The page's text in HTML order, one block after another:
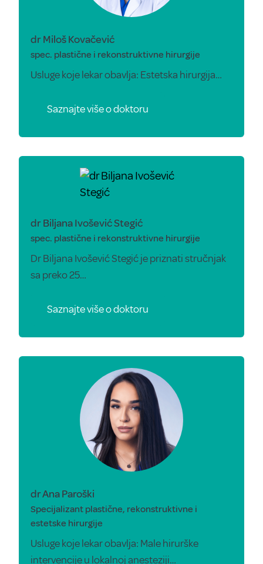
dr Miloš Kovačević
spec. plastične i rekonstruktivne hirurgije
Usluge koje lekar obavlja: Estetska hirurgija…
Saznajte više o doktoru
dr Biljana Ivošević Stegić
spec. plastične i rekonstruktivne hirurgije
Dr Biljana Ivošević Stegić je priznati stručnjak
sa preko 25…
Saznajte više o doktoru
dr Ana Paroški
Specijalizant plastične, rekonstruktivne i
estetske hirurgije
Usluge koje lekar obavlja: Male hirurške
intervencije u lokalnoj anesteziji…